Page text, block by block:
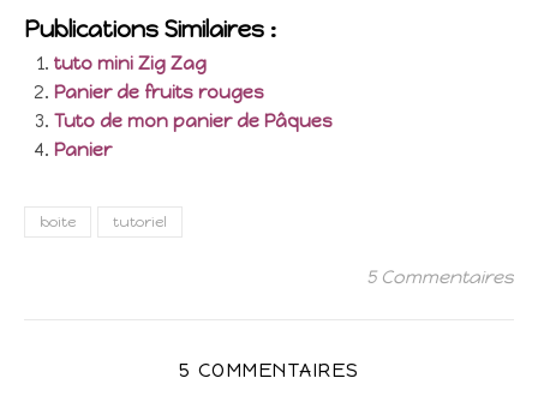
Publications Similaires :
tuto mini Zig Zag
Panier de fruits rouges
Tuto de mon panier de Pâques
Panier
boite tutoriel
5 Commentaires
5 COMMENTAIRES